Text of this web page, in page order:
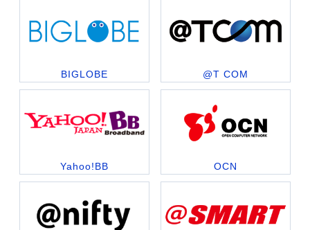
BIGLOBE @T COM
Yahoo!BB OCN